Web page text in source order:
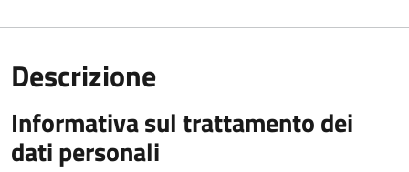
Descrizione
Informativa sul trattamento dei
dati personali